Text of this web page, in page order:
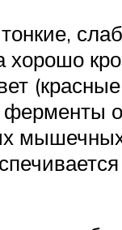
хорошо